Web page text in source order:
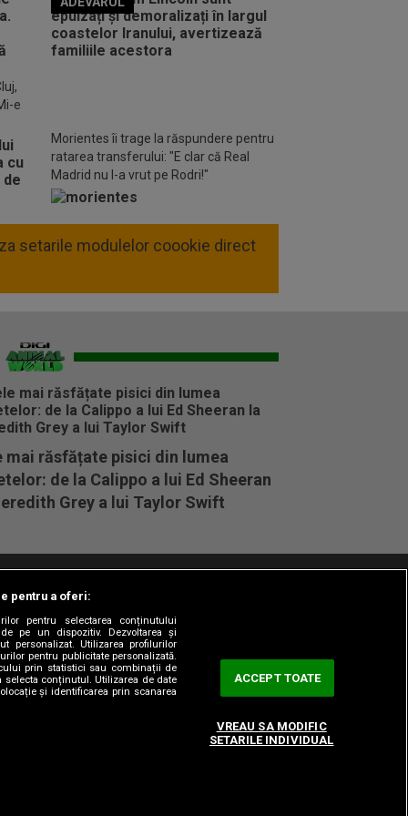
e
Morientes îi trage la răspundere pentru
ratarea transferului: "E clar că Real
Madrid nu l-a vrut pe Rodri!"
setarile modulelor coookie direct
mai răsfățate pisici din lumea
de la Calippo a lui Ed Sheeran
Grey a lui Taylor Swift
Info Codul etic
pentru a oferi:
pentru selectarea conținutului
pe un dispozitiv. Dezvoltarea și
personalizat. Utilizarea profilurilor
pentru publicitate personalizată.
prin statistici sau combinații de
conținutul. Utilizarea de date
și identificarea prin scanarea
ACCEPT TOATE
VREAU SA MODIFIC
SETARILE INDIVIDUAL